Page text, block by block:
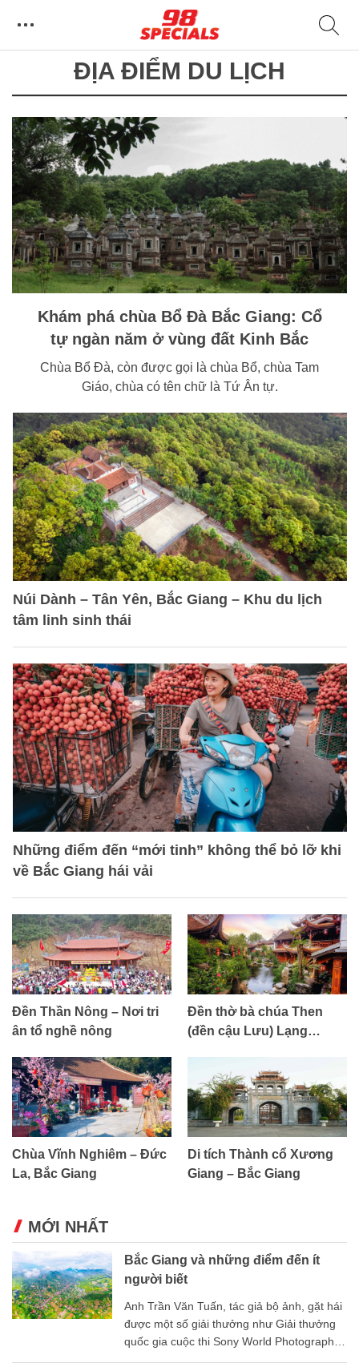
ĐỊA ĐIỂM DU LỊCH
Khám phá chùa Bổ Đà Bắc Giang: Cổ
tự ngàn năm ở vùng đất Kinh Bắc
Chùa Bổ Đà, còn được gọi là chùa Bổ, chùa Tam
Giáo, chùa có tên chữ là Tứ Ân tự.
Núi Dành – Tân Yên, Bắc Giang – Khu du lịch
tâm linh sinh thái
Những điểm đến “mới tinh” không thể bỏ lỡ khi
về Bắc Giang hái vải
Đền Thần Nông – Nơi tri
ân tổ nghề nông
Đền thờ bà chúa Then
(đền cậu Lưu) Lạng
Chùa Vĩnh Nghiêm – Đức
La, Bắc Giang
Di tích Thành cổ Xương
Giang – Bắc Giang
MỚI NHẤT
Bắc Giang và những điểm đến ít
người biết
Anh Trần Văn Tuấn, tác giả bộ ảnh, gặt hái
được một số giải thưởng như Giải thưởng
quốc gia cuộc thi Sony World Photography